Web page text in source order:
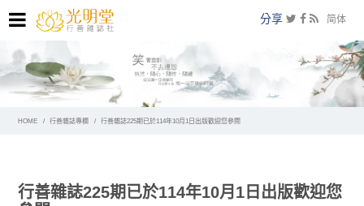
简体
分享
HOME 行善雜誌專欄 行善雜誌225期已於114年10月1日出版歡迎您參閱
行善雜誌225期已於114年10月1日出版歡迎您